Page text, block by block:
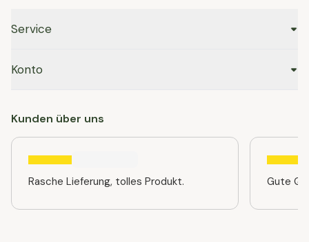
Service
Konto
Kunden über uns
Rasche Lieferung, tolles Produkt. Gute